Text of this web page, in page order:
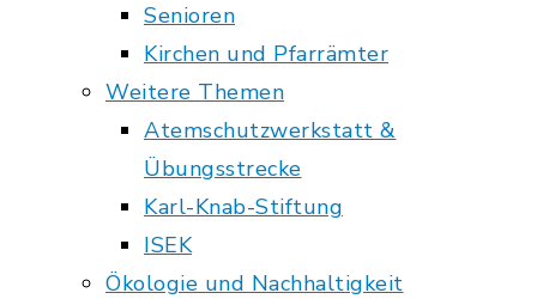
Senioren
Kirchen und Pfarrämter
Weitere Themen
Atemschutzwerkstatt &
Übungsstrecke
Karl-Knab-Stiftung
ISEK
Ökologie und Nachhaltigkeit